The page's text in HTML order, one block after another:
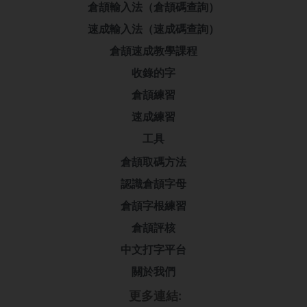
倉頡輸入法（倉頡碼查詢）
速成輸入法（速成碼查詢）
倉頡速成教學課程
收錄的字
倉頡練習
速成練習
工具
倉頡取碼方法
認識倉頡字母
倉頡字根練習
倉頡評核
中文打字平台
關於我們
更多連結: